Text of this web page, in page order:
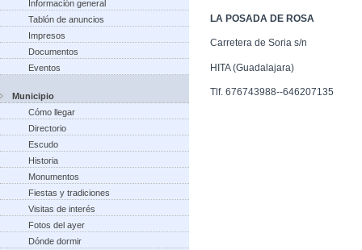
Información general
Tablón de anuncios
Impresos
Documentos
Eventos
Municipio
Cómo llegar
Directorio
Escudo
Historia
Monumentos
Fiestas y tradiciones
Visitas de interés
Fotos del ayer
Dónde dormir
LA POSADA DE ROSA
Carretera de Soria s/n
HITA (Guadalajara)
Tlf. 676743988--646207135